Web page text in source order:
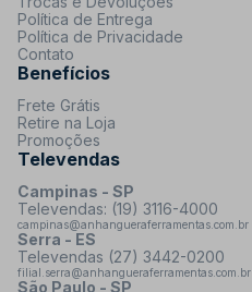
Política de Entrega
Política de Privacidade
Contato
Benefícios
Frete Grátis
Retire na Loja
Promoções
Televendas
Campinas - SP
Televendas: (19) 3116-4000
campinas@anhangueraferramentas.com.br
Serra - ES
Televendas (27) 3442-0200
filial.serra@anhangueraferramentas.com.br
São Paulo - SP